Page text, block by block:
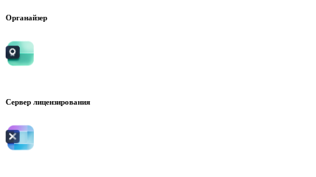
Органайзер
Сервер лицензирования